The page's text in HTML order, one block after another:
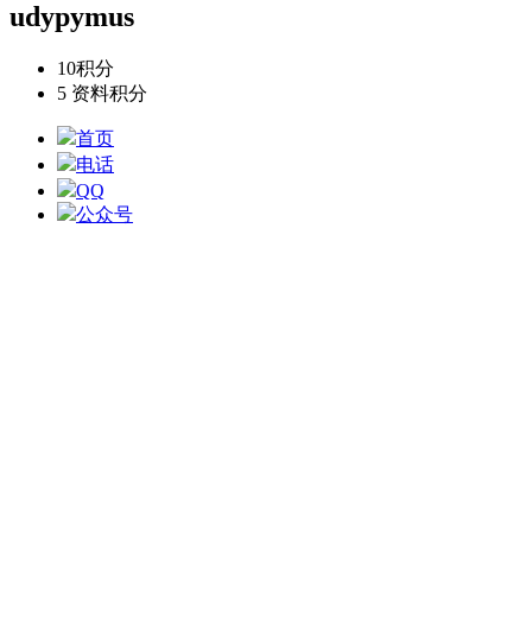
udypymus
10积分
5 资料积分
首页
电话
QQ
公众号